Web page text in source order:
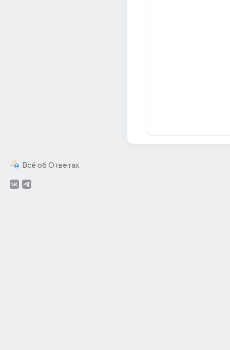
Всё об Ответах